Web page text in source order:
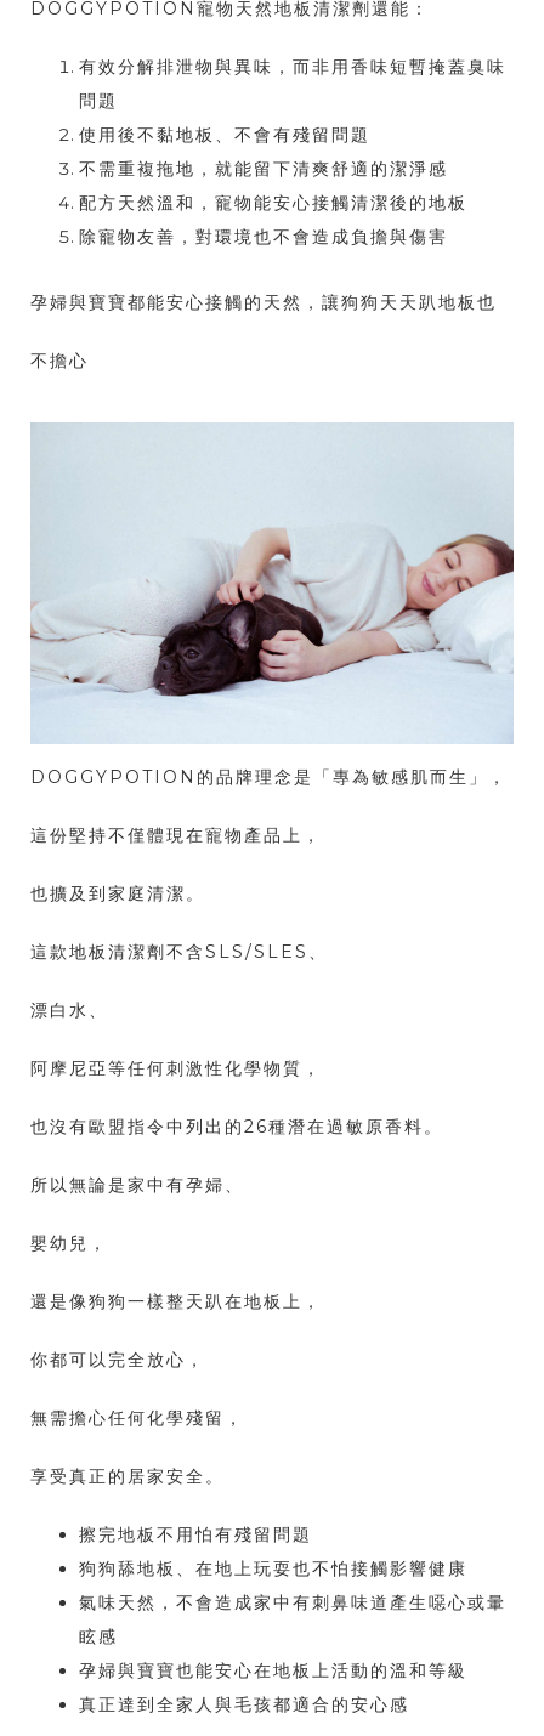
DOGGYPOTION寵物天然地板清潔劑還能：
有效分解排泄物與異味，而非用香味短暫掩蓋臭味
問題
使用後不黏地板、不會有殘留問題
不需重複拖地，就能留下清爽舒適的潔淨感
配方天然溫和，寵物能安心接觸清潔後的地板
除寵物友善，對環境也不會造成負擔與傷害
孕婦與寶寶都能安心接觸的天然，讓狗狗天天趴地板也
不擔心
DOGGYPOTION的品牌理念是「專為敏感肌而生」，
這份堅持不僅體現在寵物產品上，
也擴及到家庭清潔。
這款地板清潔劑不含SLS/SLES、
漂白水、
阿摩尼亞等任何刺激性化學物質，
也沒有歐盟指令中列出的26種潛在過敏原香料。
所以無論是家中有孕婦、
嬰幼兒，
還是像狗狗一樣整天趴在地板上，
你都可以完全放心，
無需擔心任何化學殘留，
享受真正的居家安全。
擦完地板不用怕有殘留問題
狗狗舔地板、在地上玩耍也不怕接觸影響健康
氣味天然，不會造成家中有刺鼻味道產生噁心或暈
眩感
孕婦與寶寶也能安心在地板上活動的溫和等級
真正達到全家人與毛孩都適合的安心感